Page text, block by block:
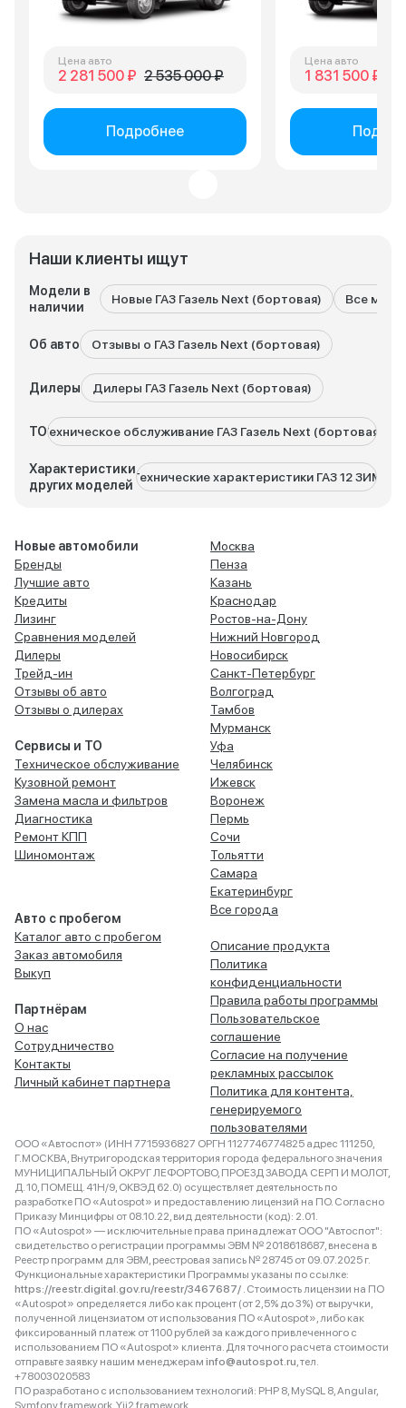
Наши клиенты ищут
Модели в
наличии
Новые ГАЗ Газель Next (бортовая) Все
Об авто Отзывы о ГАЗ Газель Next (бортовая)
Дилеры Дилеры ГАЗ Газель Next (бортовая)
ТОТехническое обслуживание ГАЗ Газель Next (бортовая)
Характеристики
других моделей
Технические характеристики ГАЗ 12 ЗИМ
Цена авто
2 281 500 ₽ 2 535 000 ₽
Подробнее
Цена авто
1 831 500 ₽
Новые автомобили
Бренды
Лучшие авто
Кредиты
Лизинг
Сравнения моделей
Дилеры
Трейд-ин
Отзывы об авто
Отзывы о дилерах
Сервисы и ТО
Техническое обслуживание
Кузовной ремонт
Замена масла и фильтров
Диагностика
Ремонт КПП
Шиномонтаж
Авто с пробегом
Каталог авто с пробегом
Заказ автомобиля
Выкуп
Партнёрам
О нас
Сотрудничество
Контакты
Личный кабинет партнера
Москва
Пенза
Казань
Краснодар
Ростов-на-Дону
Нижний Новгород
Новосибирск
Санкт-Петербург
Волгоград
Тамбов
Мурманск
Уфа
Челябинск
Ижевск
Воронеж
Пермь
Сочи
Тольятти
Самара
Екатеринбург
Все города
Описание продукта
Политика
конфиденциальности
Правила работы программы
Пользовательское
соглашение
Согласие на получение
рекламных рассылок
Политика для контента,
генерируемого
пользователями
ООО «Автоспот» (ИНН 7715936827 ОРГН 1127746774825 адрес 111250,
Г.МОСКВА, Внутригородская территория города федерального значения
МУНИЦИПАЛЬНЫЙ ОКРУГ ЛЕФОРТОВО, ПРОЕЗД ЗАВОДА СЕРП И МОЛОТ,
Д. 10, ПОМЕЩ. 41Н/9, ОКВЭД 62.0) осуществляет деятельность по
разработке ПО «Autospot» и предоставлению лицензий на ПО. Согласно
Приказу Минцифры от 08.10.22, вид деятельности (код): 2.01.
ПО «Autospot» — исключительные права принадлежат ООО "Автоспот":
свидетельство о регистрации программы ЭВМ № 2018618687, внесена в
Реестр программ для ЭВМ, реестровая запись № 28745 от 09.07.2025 г.
Функциональные характеристики Программы указаны по ссылке:
https://reestr.digital.gov.ru/reestr/3467687/ . Стоимость лицензии на ПО
«Autospot» определяется либо как процент (от 2,5% до 3%) от выручки,
полученной лицензиатом от использования ПО «Autospot», либо как
фиксированный платеж от 1100 рублей за каждого привлеченного с
использованием ПО «Autospot» клиента. Для точного расчета стоимости
отправьте заявку нашим менеджерам info@autospot.ru, тел.
+78003020583
ПО разработано с использованием технологий: PHP 8, MySQL 8, Angular,
Symfony framework, Yii2 framework.